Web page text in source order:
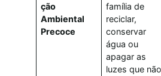
ção
Ambiental
Precoce
família de
reciclar,
conservar
água ou
apagar as
luzes que não